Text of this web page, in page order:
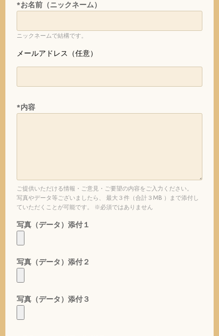
*お名前（ニックネーム）
ニックネームで結構です。
メールアドレス（任意）
*内容
ご提供いただける情報・ご意見・ご要望の内容をご入力ください。
写真やデータ等ございましたら、 最大３件（合計３MB ）まで添付し
ていただくことが可能です。 ※必須ではありません
写真（データ）添付１
写真（データ）添付２
写真（データ）添付３